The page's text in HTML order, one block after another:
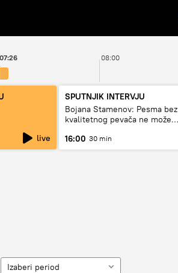
08:00
07:26
live
SPUTNJIK INTERVJU
Bojana Stamenov: Pesma bez
kvalitetnog pevača ne može
16:00 30 min
Izaberi period